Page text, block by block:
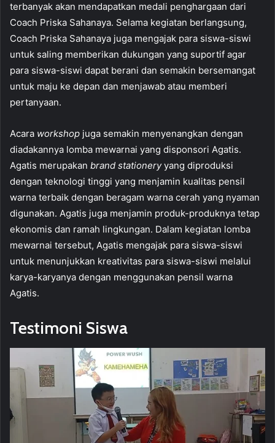
terbanyak akan mendapatkan medali penghargaan dari
Coach Priska Sahanaya. Selama kegiatan berlangsung,
Coach Priska Sahanaya juga mengajak para siswa-siswi
untuk saling memberikan dukungan yang suportif agar
para siswa-siswi dapat berani dan semakin bersemangat
untuk maju ke depan dan menjawab atau memberi
pertanyaan.
Acara workshop juga semakin menyenangkan dengan
diadakannya lomba mewarnai yang disponsori Agatis.
Agatis merupakan brand stationeryyang diproduksi
dengan teknologi tinggi yang menjamin kualitas pensil
warna terbaik dengan beragam warna cerah yang nyaman
digunakan. Agatis juga menjamin produk-produknya tetap
ekonomis dan ramah lingkungan. Dalam kegiatan lomba
mewarnai tersebut, Agatis mengajak para siswa-siswi
untuk menunjukkan kreativitas para siswa-siswi melalui
karya-karyanya dengan menggunakan pensil warna
Agatis.
Testimoni Siswa